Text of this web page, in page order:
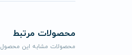
محصولات مرتبط
محصولات مشابه این محصول